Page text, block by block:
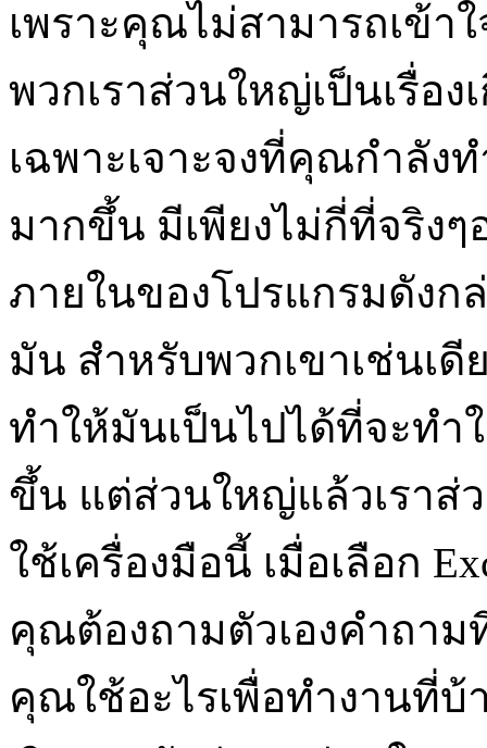
เพราะคุณไม่สามารถเข้า
พวกเราส่วนใหญ่เป็นเรื่อ
เฉพาะเจาะจงที่คุณกำลัง
มากขึ้น มีเพียงไม่กี่ที่จริง
ภายในของโปรแกรมดัง
มัน สำหรับพวกเขาเช่นเ
ทำให้มันเป็นไปได้ที่จะทำ
ขึ้น แต่ส่วนใหญ่แล้วเราส่
ใช้เครื่องมือนี้ เมื่อเลือก
คุณต้องถามตัวเองคำถาม
คุณใช้อะไรเพื่อทำงานที่